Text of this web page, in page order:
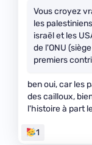
Vous croyez
les
israël et les
de l'ONU
premiers
ben oui, car les
des cailloux,
l'histoire à part
1